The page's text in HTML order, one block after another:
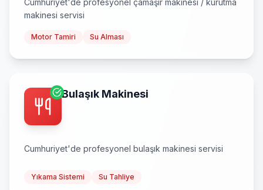
Cumhuriyet'de profesyonel çamaşır makinesi / kurutma
makinesi servisi
Motor Tamiri Su Alması
Bulaşık Makinesi
Cumhuriyet'de profesyonel bulaşık makinesi servisi
Yıkama Sistemi Su Tahliye